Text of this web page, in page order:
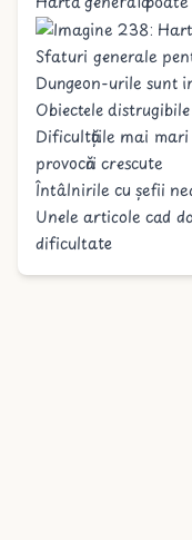
Sfaturi generale
Dungeon-urile sunt
Obiectele
Dificultățile mai mari
provocări crescute
Întâlnirile cu șefii
Unele articole cad
dificultate